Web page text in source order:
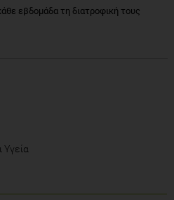
εβδομάδα τη διατροφική τους